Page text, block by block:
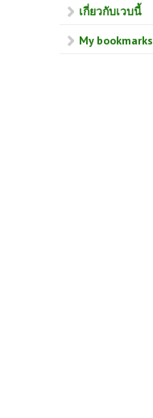
เกี่ยวกับเวบนี้
My bookmarks